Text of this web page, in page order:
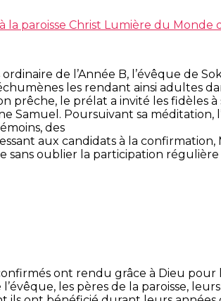
la paroisse Christ Lumière du Monde
de l’Année B, l’évêque de
les rendant ainsi adultes
prêche, le prélat a invité les fidèles
Samuel. Poursuivant sa méditation,
des
aux candidats à la
oublier la participation régulière
ont rendu grâce à Dieu pour
les pères de la paroisse,